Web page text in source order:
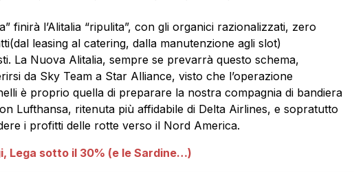
finirà l’Alitalia “ripulita”, con gli organici razionalizzati, zero
leasing al catering, dalla manutenzione agli slot)
La Nuova Alitalia, sempre se prevarrà questo schema,
da Sky Team a Star Alliance, visto che l’operazione
è proprio quella di preparare la nostra compagnia di bandiera
Lufthansa, ritenuta più affidabile di Delta Airlines, e sopratutto
i profitti delle rotte verso il Nord America.
Lega sotto il 30% (e le Sardine…)